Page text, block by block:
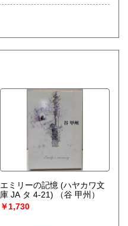
エミリーの記憶 (ハヤカワ文
庫 JA タ 4-21)
（谷 甲州）
￥1,730